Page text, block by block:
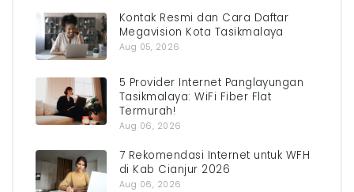
Kontak Resmi dan Cara Daftar
Megavision Kota Tasikmalaya
Aug 05, 2026
5 Provider Internet Panglayungan
Tasikmalaya: WiFi Fiber Flat
Termurah!
Aug 06, 2026
7 Rekomendasi Internet untuk WFH
di Kab Cianjur 2026
Aug 06, 2026